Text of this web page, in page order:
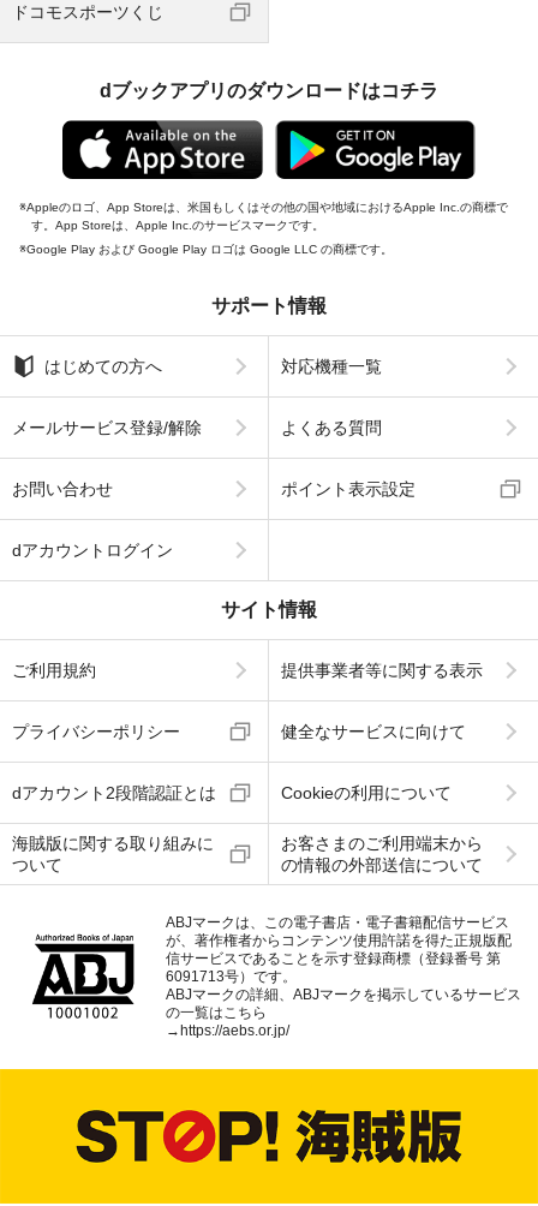
ドコモスポーツくじ
dブックアプリのダウンロードはコチラ
Appleのロゴ、App Storeは、米国もしくはその他の国や地域におけるApple Inc.の商標で
す。App Storeは、Apple Inc.のサービスマークです。
Google Play および Google Play ロゴは Google LLC の商標です。
サポート情報
はじめての方へ 対応機種一覧
メールサービス登録/解除 よくある質問
お問い合わせ ポイント表示設定
dアカウントログイン
サイト情報
ご利用規約 提供事業者等に関する表示
プライバシーポリシー 健全なサービスに向けて
dアカウント2段階認証とは Cookieの利用について
海賊版に関する取り組みに
ついて
お客さまのご利用端末から
の情報の外部送信について
ABJマークは、この電子書店・電子書籍配信サービス
が、著作権者からコンテンツ使用許諾を得た正規版配
信サービスであることを示す登録商標（登録番号 第
6091713号）です。
ABJマークの詳細、ABJマークを掲示しているサービス
の一覧はこちら
→https://aebs.or.jp/